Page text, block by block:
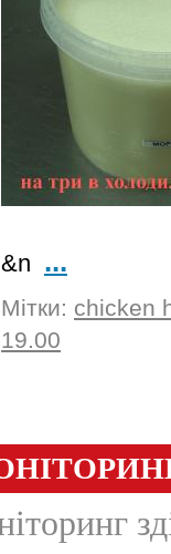
&n ...
Мітки: chicken
19.00